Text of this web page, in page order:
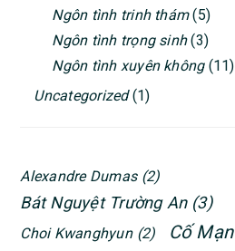
Ngôn tình trinh thám(5)
Ngôn tình trọng sinh(3)
Ngôn tình xuyên không(11)
Uncategorized(1)
Alexandre Dumas (2)
Bát Nguyệt Trường An (3)
Choi Kwanghyun (2) Cố Mạn